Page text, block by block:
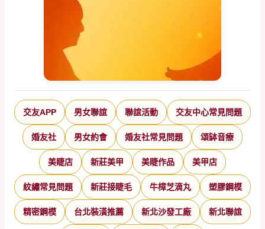
交友APP 男女聯誼 聯誼活動 交友中心常見問題
婚友社 男女約會 婚友社常見問題 頌缽音療
美睫店 新莊美甲 美睫作品 美甲店
紋繡常見問題 新莊接睫毛 牛樟芝滴丸 塑膠鋼模
精密鋼模 台北裝潢推薦 新北沙發工廠 新北聯誼